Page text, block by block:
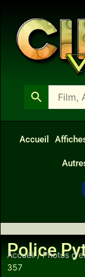
Accueil
Police
Accueil/Photos
357